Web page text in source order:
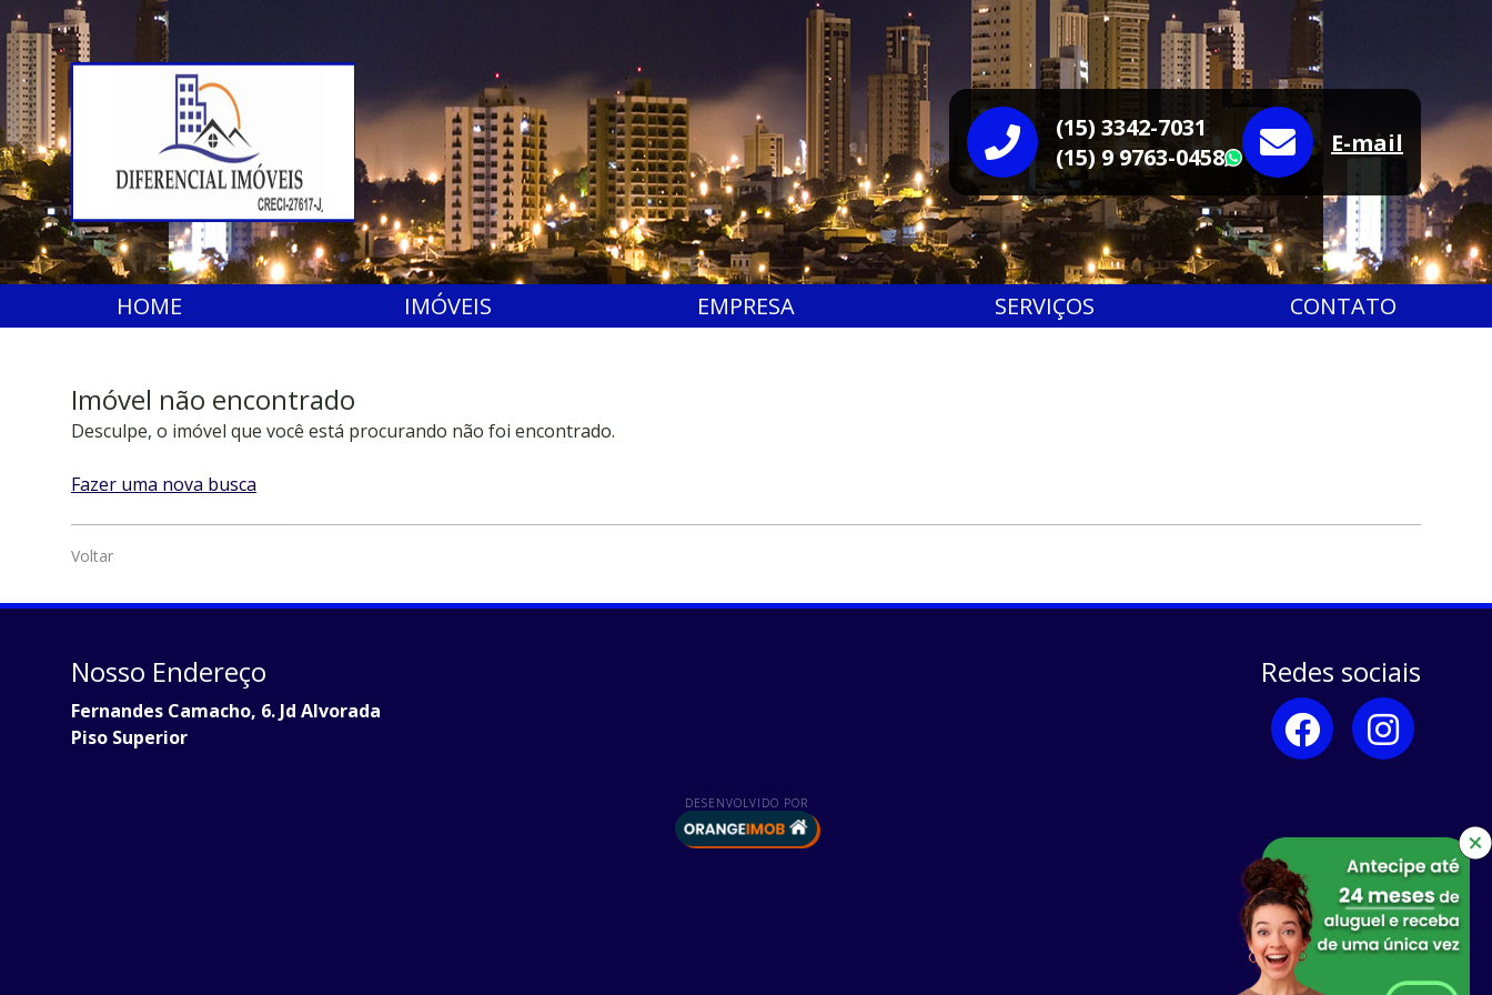
(15) 3342-7031
(15) 9 9763-0458
WhatsApp
E-mail
HOME IMÓVEIS EMPRESA SERVIÇOS CONTATO
Imóvel não encontrado
Desculpe, o imóvel que você está procurando não foi encontrado.
Fazer uma nova busca
Voltar
Nosso Endereço
Fernandes Camacho, 6. Jd Alvorada
Piso Superior
Redes sociais
DESENVOLVIDO POR